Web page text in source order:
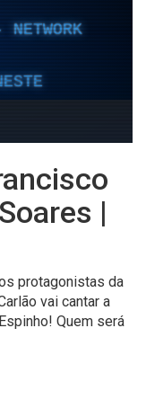
|
protagonistas da
vai cantar a
Quem será